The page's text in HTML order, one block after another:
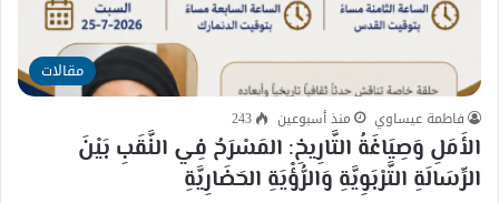
مقالات
فاطمة عيساوي منذ أسبوعين 243
الأَمَلِ وَصِيَاغَةُ التَّارِيخِ: المَسْرَحُ فِي النَّقَبِ بَيْنَ
الرِّسَالَةِ التَّرْبَوِيَّةِ وَالرُّؤْيَةِ الحَضَارِيَّةِ